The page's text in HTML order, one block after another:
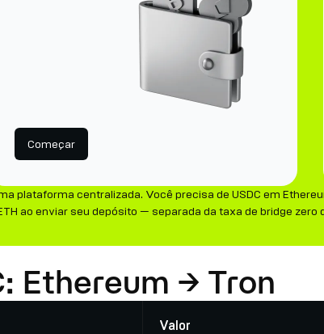
Começar
plataforma centralizada. Você precisa de USDC em
ao enviar seu depósito — separada da taxa de bridge zero
Ethereum → Tron
Valor